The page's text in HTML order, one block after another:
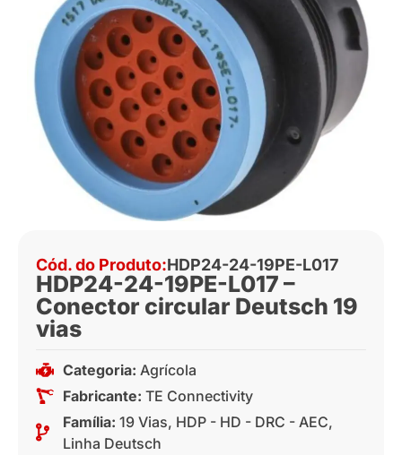
Cód. do Produto:HDP24-24-19PE-L017
HDP24-24-19PE-L017 –
Conector circular Deutsch 19
vias
Categoria: Agrícola
Fabricante: TE Connectivity
Família: 19 Vias, HDP - HD - DRC - AEC,
Linha Deutsch